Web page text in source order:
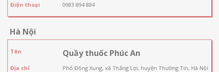
Điện thoại
0983 894 884
Hà Nội
Tên Quầy thuốc Phúc An
Địa chỉ
Phố Đống Xung, xã Thắng Lợi, huyện Thường Tín, Hà Nội